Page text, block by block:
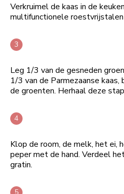
Verkruimel de kaas in de
multifunctionele
Leg 1/3 van de gesneden
1/3 van de Parmezaanse
de groenten. Herhaal deze
Klop de room, de melk, het ei,
peper met de hand. Verdeel
gratin.